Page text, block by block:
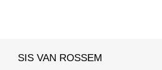
SIS VAN ROSSEM